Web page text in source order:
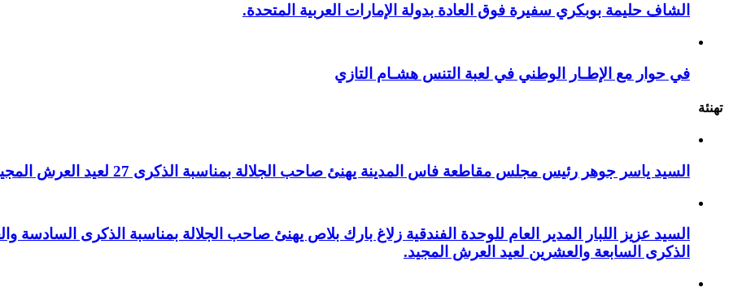
الشاف حليمة بوبكري سفيرة فوق العادة بدولة الإمارات العربية المتحدة.
في حوار مع الإطـار الوطني في لعبة التنس هشـام التازي
تهنئة
السيد ياسر جوهر رئيس مجلس مقاطعة فاس المدينة يهنئ صاحب الجلالة بمناسبة الذكرى 27 لعيد العرش المجيد.
السيد عزيز اللبار المدير العام للوحدة الفندقية زلاغ بارك بلاص يهنئ صاحب الجلالة بمناسبة الذكرى
الذكرى السابعة والعشرين لعيد العرش المجيد.